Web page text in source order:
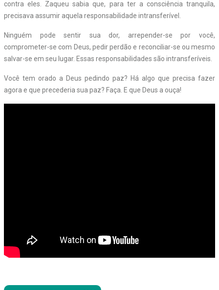
contra eles. Zaqueu sabia que, para ter a consciência tranquila,
precisava assumir aquela responsabilidade intransferível.
Ninguém pode sentir sua dor, arrepender-se por você,
comprometer-se com Deus, pedir perdão e reconciliar-se ou mesmo
salvar-se em seu lugar. Essas responsabilidades são intransferíveis.
Você tem orado a Deus pedindo paz? Há algo que precisa fazer
agora e que precederia sua paz? Faça. E que Deus a ouça!